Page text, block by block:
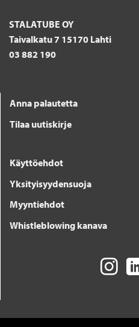
STALATUBE OY
Taivalkatu 7 15170 Lahti
03 882 190
Anna palautetta
Tilaa uutiskirje
Käyttöehdot
Yksityisyydensuoja
Myyntiehdot
Whistleblowing kanava